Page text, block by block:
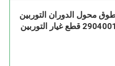
محول الدوران التوربين